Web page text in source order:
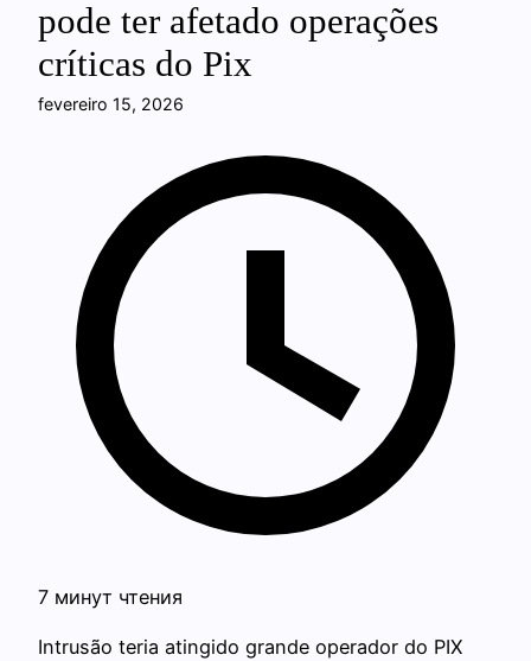
pode ter afetado operações
críticas do Pix
fevereiro 15, 2026
7 минут чтения
Intrusão teria atingido grande operador do PIX